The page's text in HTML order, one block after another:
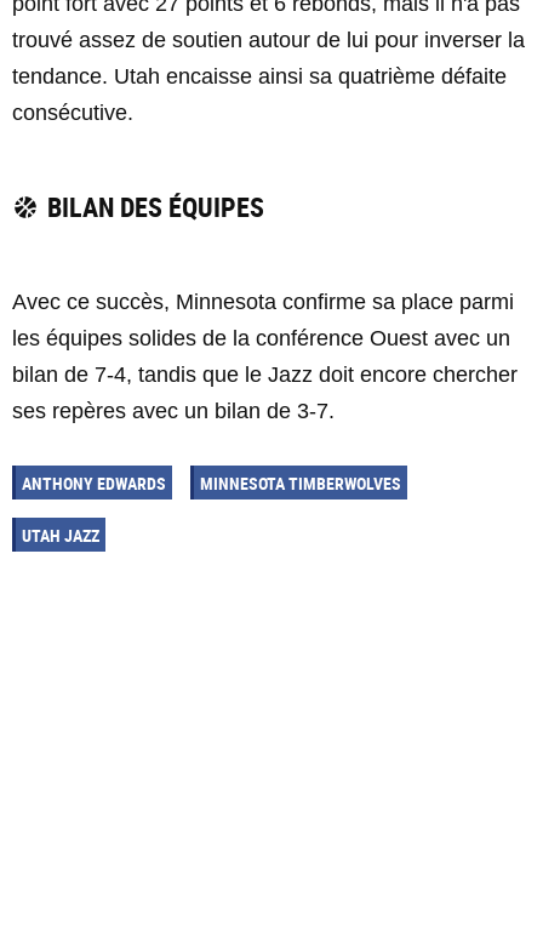
trouvé assez de soutien autour de lui pour inverser la
tendance. Utah encaisse ainsi sa quatrième défaite
consécutive.
BILAN DES ÉQUIPES
Avec ce succès, Minnesota confirme sa place parmi
les équipes solides de la conférence Ouest avec un
bilan de 7-4, tandis que le Jazz doit encore chercher
ses repères avec un bilan de 3-7.
ANTHONY EDWARDS MINNESOTA TIMBERWOLVES
UTAH JAZZ